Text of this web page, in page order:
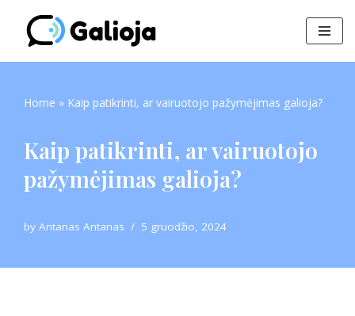
Skip
to
Home » Kaip patikrinti, ar vairuotojo pažymėjimas galioja?
Kaip patikrinti, ar vairuotojo
pažymėjimas galioja?
by Antanas Antanas 5 gruodžio, 2024